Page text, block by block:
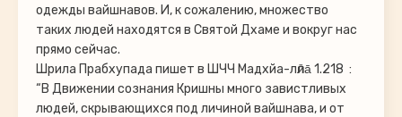
одежды вайшнавов. И, к сожалению, множество
таких людей находятся в Святой Дхаме и вокруг нас
прямо сейчас.
Шрила Прабхупада пишет в ШЧЧ Мадхйа-лӣла̄ 1.218 :
“В Движении сознания Кришны много завистливых
людей, скрывающихся под личиной вайшнава, и от